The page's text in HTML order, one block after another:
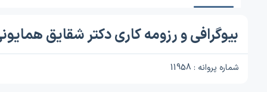
بیوگرافی و رزومه کاری دکتر شقایق
شماره پروانه : 11958